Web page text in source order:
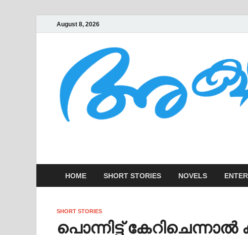
August 8, 2026
HOME SHORT STORIES NOVELS
SHORT STORIES
പൊന്നിട്ട്